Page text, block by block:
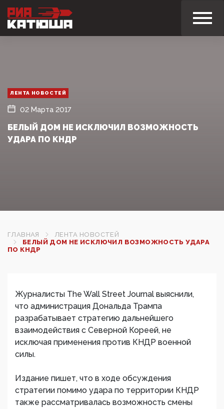
ЛЕНТА НОВОСТЕЙ
02 Марта 2017
БЕЛЫЙ ДОМ НЕ ИСКЛЮЧИЛ ВОЗМОЖНОСТЬ
УДАРА ПО КНДР‍
ГЛАВНАЯ
ЛЕНТА НОВОСТЕЙ
БЕЛЫЙ ДОМ НЕ ИСКЛЮЧИЛ ВОЗМОЖНОСТЬ УДАРА
ПО КНДР‍
Журналисты The Wall Street Journal выяснили,
что администрация Дональда Трампа
разрабатывает стратегию дальнейшего
взаимодействия с Северной Кореей, не
исключая применения против КНДР военной
силы.
Издание пишет, что в ходе обсуждения
стратегии помимо удара по территории КНДР
также рассматривалась возможность смены